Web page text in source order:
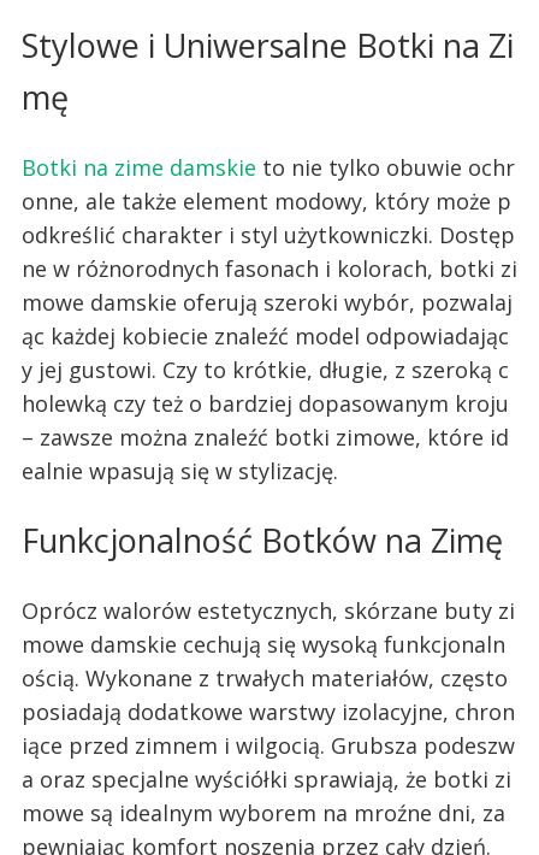
Stylowe i Uniwersalne Botki na Zi
mę
Botki na zime damskie to nie tylko obuwie ochr
onne, ale także element modowy, który może p
odkreślić charakter i styl użytkowniczki. Dostęp
ne w różnorodnych fasonach i kolorach, botki zi
mowe damskie oferują szeroki wybór, pozwalaj
ąc każdej kobiecie znaleźć model odpowiadając
y jej gustowi. Czy to krótkie, długie, z szeroką c
holewką czy też o bardziej dopasowanym kroju
– zawsze można znaleźć botki zimowe, które id
ealnie wpasują się w stylizację.
Funkcjonalność Botków na Zimę
Oprócz walorów estetycznych, skórzane buty zi
mowe damskie cechują się wysoką funkcjonaln
ością. Wykonane z trwałych materiałów, często
posiadają dodatkowe warstwy izolacyjne, chron
iące przed zimnem i wilgocią. Grubsza podeszw
a oraz specjalne wyściółki sprawiają, że botki zi
mowe są idealnym wyborem na mroźne dni, za
pewniając komfort noszenia przez cały dzień.